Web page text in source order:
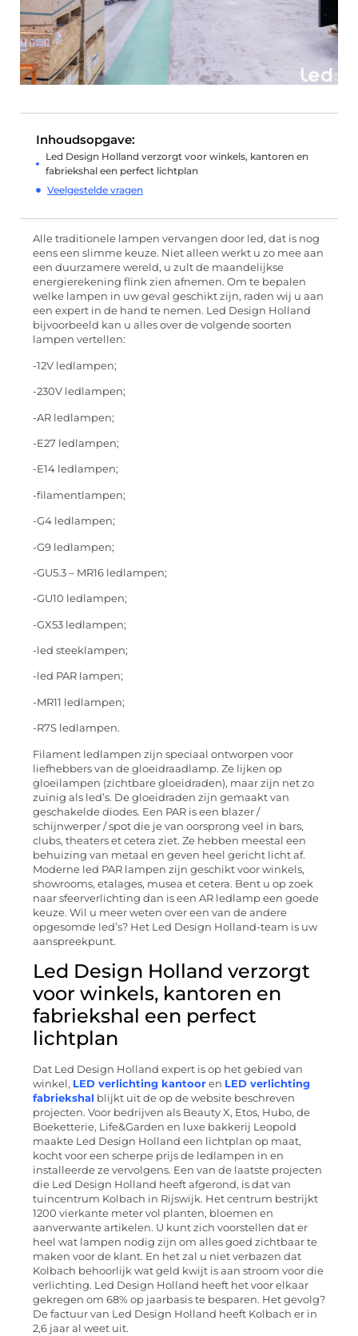
Inhoudsopgave:
Led Design Holland verzorgt voor winkels, kantoren en
fabriekshal een perfect lichtplan
Veelgestelde vragen
Alle traditionele lampen vervangen door led, dat is nog
eens een slimme keuze. Niet alleen werkt u zo mee aan
een duurzamere wereld, u zult de maandelijkse
energierekening flink zien afnemen. Om te bepalen
welke lampen in uw geval geschikt zijn, raden wij u aan
een expert in de hand te nemen. Led Design Holland
bijvoorbeeld kan u alles over de volgende soorten
lampen vertellen:
-12V ledlampen;
-230V ledlampen;
-AR ledlampen;
-E27 ledlampen;
-E14 ledlampen;
-filamentlampen;
-G4 ledlampen;
-G9 ledlampen;
-GU5.3 – MR16 ledlampen;
-GU10 ledlampen;
-GX53 ledlampen;
-led steeklampen;
-led PAR lampen;
-MR11 ledlampen;
-R7S ledlampen.
Filament ledlampen zijn speciaal ontworpen voor
liefhebbers van de gloeidraadlamp. Ze lijken op
gloeilampen (zichtbare gloeidraden), maar zijn net zo
zuinig als led’s. De gloeidraden zijn gemaakt van
geschakelde diodes. Een PAR is een blazer /
schijnwerper / spot die je van oorsprong veel in bars,
clubs, theaters et cetera ziet. Ze hebben meestal een
behuizing van metaal en geven heel gericht licht af.
Moderne led PAR lampen zijn geschikt voor winkels,
showrooms, etalages, musea et cetera. Bent u op zoek
naar sfeerverlichting dan is een AR ledlamp een goede
keuze. Wil u meer weten over een van de andere
opgesomde led’s? Het Led Design Holland-team is uw
aanspreekpunt.
Led Design Holland verzorgt
voor winkels, kantoren en
fabriekshal een perfect
lichtplan
Dat Led Design Holland expert is op het gebied van
winkel, LED verlichting kantoor en LED verlichting
fabriekshal blijkt uit de op de website beschreven
projecten. Voor bedrijven als Beauty X, Etos, Hubo, de
Boeketterie, Life&Garden en luxe bakkerij Leopold
maakte Led Design Holland een lichtplan op maat,
kocht voor een scherpe prijs de ledlampen in en
installeerde ze vervolgens. Een van de laatste projecten
die Led Design Holland heeft afgerond, is dat van
tuincentrum Kolbach in Rijswijk. Het centrum bestrijkt
1200 vierkante meter vol planten, bloemen en
aanverwante artikelen. U kunt zich voorstellen dat er
heel wat lampen nodig zijn om alles goed zichtbaar te
maken voor de klant. En het zal u niet verbazen dat
Kolbach behoorlijk wat geld kwijt is aan stroom voor die
verlichting. Led Design Holland heeft het voor elkaar
gekregen om 68% op jaarbasis te besparen. Het gevolg?
De factuur van Led Design Holland heeft Kolbach er in
2,6 jaar al weet uit.